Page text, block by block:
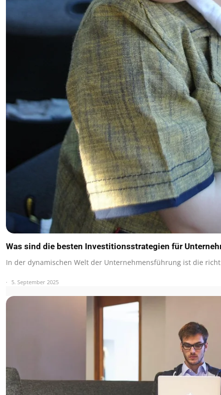
Was sind die besten Investitionsstrategien für
In der dynamischen Welt der Unternehmensführung ist die
5. September 2025